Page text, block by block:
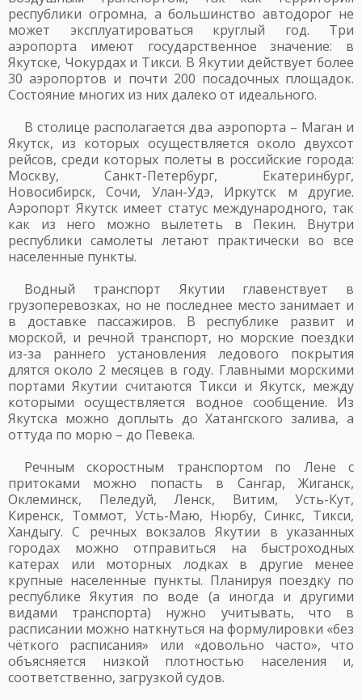
республики огромна, а большинство автодорог не
может эксплуатироваться круглый год. Три
аэропорта имеют государственное значение: в
Якутске, Чокурдах и Тикси. В Якутии действует более
30 аэропортов и почти 200 посадочных площадок.
Состояние многих из них далеко от идеального.
В столице располагается два аэропорта – Маган и
Якутск, из которых осуществляется около двухсот
рейсов, среди которых полеты в российские города:
Москву, Санкт-Петербург, Екатеринбург,
Новосибирск, Сочи, Улан-Удэ, Иркутск м другие.
Аэропорт Якутск имеет статус международного, так
как из него можно вылететь в Пекин. Внутри
республики самолеты летают практически во все
населенные пункты.
Водный транспорт Якутии главенствует в
грузоперевозках, но не последнее место занимает и
в доставке пассажиров. В республике развит и
морской, и речной транспорт, но морские поездки
из-за раннего установления ледового покрытия
длятся около 2 месяцев в году. Главными морскими
портами Якутии считаются Тикси и Якутск, между
которыми осуществляется водное сообщение. Из
Якутска можно доплыть до Хатангского залива, а
оттуда по морю – до Певека.
Речным скоростным транспортом по Лене с
притоками можно попасть в Сангар, Жиганск,
Оклеминск, Пеледуй, Ленск, Витим, Усть-Кут,
Киренск, Томмот, Усть-Маю, Нюрбу, Синкс, Тикси,
Хандыгу. С речных вокзалов Якутии в указанных
городах можно отправиться на быстроходных
катерах или моторных лодках в другие менее
крупные населенные пункты. Планируя поездку по
республике Якутия по воде (а иногда и другими
видами транспорта) нужно учитывать, что в
расписании можно наткнуться на формулировки «без
чёткого расписания» или «довольно часто», что
объясняется низкой плотностью населения и,
соответственно, загрузкой судов.